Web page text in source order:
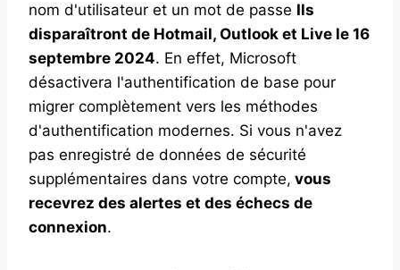
nom d'utilisateur et un mot de passe Ils
disparaîtront de Hotmail, Outlook et Live le 16
septembre 2024. En effet, Microsoft
désactivera l'authentification de base pour
migrer complètement vers les méthodes
d'authentification modernes. Si vous n'avez
pas enregistré de données de sécurité
supplémentaires dans votre compte, vous
recevrez des alertes et des échecs de
connexion.